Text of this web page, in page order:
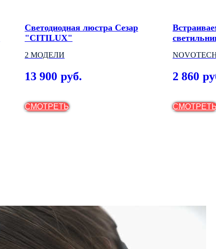
Светодиодная люстра Сезар
"CITILUX"
2 МОДЕЛИ
13 900 руб.
СМОТРЕТЬ
МОДЕЛИ
2 860